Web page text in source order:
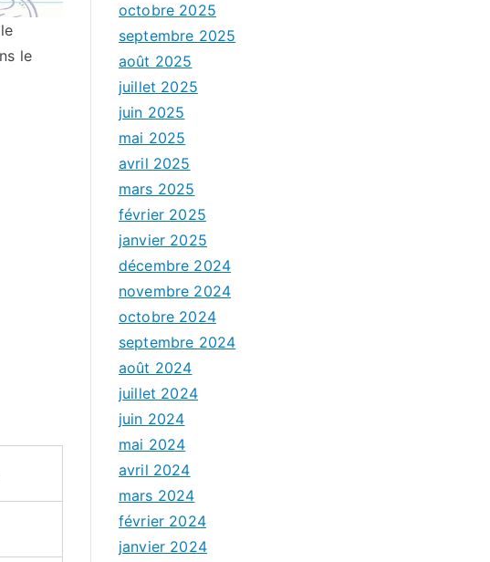
le
octobre 2025
septembre 2025
août 2025
juillet 2025
juin 2025
mai 2025
avril 2025
mars 2025
février 2025
janvier 2025
décembre 2024
novembre 2024
octobre 2024
septembre 2024
août 2024
juillet 2024
juin 2024
mai 2024
avril 2024
mars 2024
février 2024
janvier 2024